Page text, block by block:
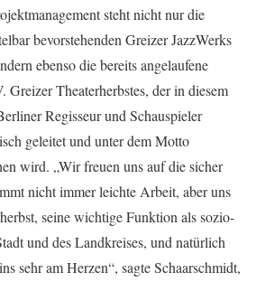
steht nicht nur die
bevorstehenden Greizer JazzWerks
ebenso die bereits angelaufene
Theaterherbstes, der in diesem
Regisseur und Schauspieler
geleitet und unter dem Motto
wird. „Wir freuen uns auf die sicher
nicht immer leichte Arbeit, aber uns
seine wichtige Funktion als sozio-
und des Landkreises, und natürlich
sehr am Herzen“, sagte Schaarschmidt,